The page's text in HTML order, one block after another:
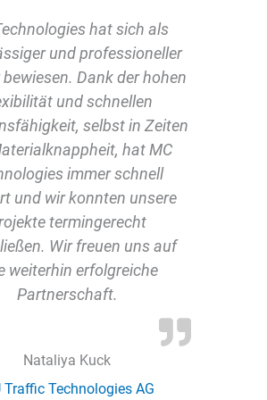
hat sich als
und professioneller
Dank der hohen
und schnellen
selbst in Zeiten
hat MC
immer schnell
und wir konnten unsere
termingerecht
Wir freuen uns auf
weiterhin erfolgreiche
Partnerschaft.
Nataliya Kuck
Traffic Technologies AG